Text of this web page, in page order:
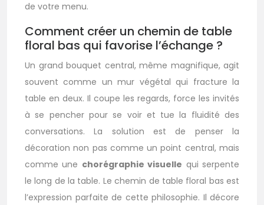
de votre menu.
Comment créer un chemin de table
floral bas qui favorise l’échange ?
Un grand bouquet central, même magnifique, agit
souvent comme un mur végétal qui fracture la
table en deux. Il coupe les regards, force les invités
à se pencher pour se voir et tue la fluidité des
conversations. La solution est de penser la
décoration non pas comme un point central, mais
comme une chorégraphie visuelle qui serpente
le long de la table. Le chemin de table floral bas est
l’expression parfaite de cette philosophie. Il décore